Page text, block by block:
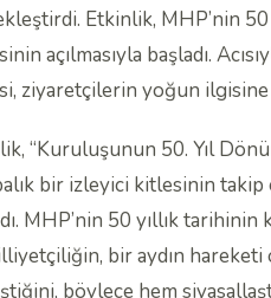
Etkinlik, MHP’nin
açılmasıyla başladı.
ziyaretçilerin yoğun ilgisine
“Kuruluşunun 50. Yıl
bir izleyici kitlesinin
MHP’nin 50 yıllık
bir aydın hareketi
böylece hem